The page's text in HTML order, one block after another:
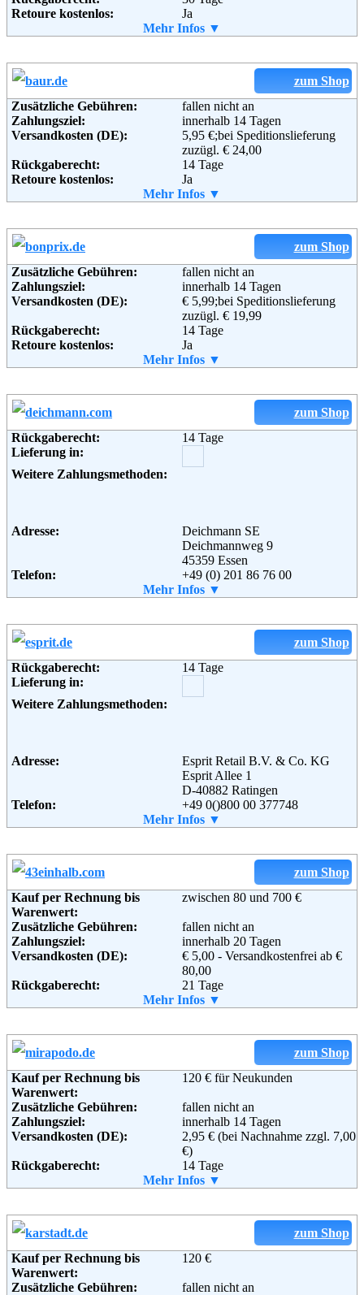
Retoure kostenlos:
Ja
im Paket enthalten
Weitere Zahlungsmethoden:
Adresse:
Otto GmbH & Co KG
Wandsbeker Straße 3-7
22172 Hamburg
Telefon:
+49 (0)40 - 6461 - 0
Fax:
+49 (0)40 - 6461 - 8571
service@otto.de
Weiterführende
Informationen:
Blog,AGB
Mehr Infos ▼
zum Shop
Zusätzliche Gebühren:
fallen nicht an
Zahlungsziel:
innerhalb 14 Tagen
Versandkosten (DE):
5,95 €;bei Speditionslieferung
zuzügl. € 24,00
Rückgaberecht:
14 Tage
Retoure kostenlos:
Ja
im Paket enthalten
Weitere Zahlungsmethoden:
Adresse:
Baur Versand (GmbH & Co KG)
Bahnhofstraße 10
96222 Burgkunstadt
Telefon:
+49 (0)180-530 50 50
Fax:
+49 (0)9572-91 22 55
service@baur.de
Weiterführende
Informationen:
Blog,AGB
Mehr Infos ▼
zum Shop
Zusätzliche Gebühren:
fallen nicht an
Zahlungsziel:
innerhalb 14 Tagen
Versandkosten (DE):
€ 5,99;bei Speditionslieferung
zuzügl. € 19,99
Rückgaberecht:
14 Tage
Retoure kostenlos:
Ja
im Paket enthalten
Weitere Zahlungsmethoden:
Adresse:
Haldesdorfer Straße 61
Email:
service@bonprix.net
Weiterführende
AGB
Mehr Infos ▼
zum Shop
Rückgaberecht:
14 Tage
Lieferung in:
Weitere Zahlungsmethoden:
Adresse:
Deichmann SE
Deichmannweg 9
45359 Essen
Telefon:
+49 (0) 201 86 76 00
+49 (0) 201 6 14 13 96
Informationen:
Mehr Infos ▼
zum Shop
Rückgaberecht:
14 Tage
Lieferung in:
Weitere Zahlungsmethoden:
Adresse:
Esprit Retail B.V. & Co. KG
Esprit Allee 1
D-40882 Ratingen
Telefon:
+49 0()800 00 377748
+49 (0)800 11 377748.
Informationen:
Mehr Infos ▼
zum Shop
Kauf per Rechnung bis
Warenwert:
zwischen 80 und 700 €
Zusätzliche Gebühren:
fallen nicht an
Zahlungsziel:
innerhalb 20 Tagen
Versandkosten (DE):
€ 5,00 - Versandkostenfrei ab €
80,00
Rückgaberecht:
21 Tage
Nein
Weitere Zahlungsmethoden:
Adresse:
43einhalb GbR
Oliver Baumgart & Mischa
Krewer
Peterstor 7
Fax:
+49 661 2516843
Email:
info@43einhalb.com
Soziale Kanäle:
Weiterführende Blog, AGB
Mehr Infos ▼
zum Shop
Kauf per Rechnung bis
Warenwert:
120 € für Neukunden
Zusätzliche Gebühren:
fallen nicht an
Zahlungsziel:
innerhalb 14 Tagen
Versandkosten (DE):
2,95 € (bei Nachnahme zzgl. 7,00
€)
Rückgaberecht:
14 Tage
Ja
Weitere Zahlungsmethoden:
Adresse: Mirapodo GmbH
Mehr Infos ▼
zum Shop
Kauf per Rechnung bis
Warenwert:
120 €
Zusätzliche Gebühren: fallen nicht an